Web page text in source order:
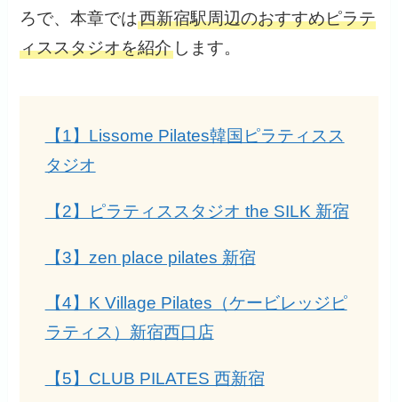
ろで、本章では西新宿駅周辺のおすすめピラテ
ィススタジオを紹介 します。
【1】Lissome Pilates韓国ピラティスス
タジオ
【2】ピラティススタジオ the SILK 新宿
【3】zen place pilates 新宿
【4】K Village Pilates（ケービレッジピ
ラティス）新宿西口店
【5】CLUB PILATES 西新宿